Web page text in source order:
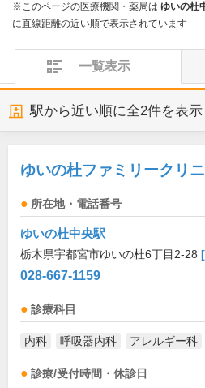
※このページの医療機関・薬局は ゆいの杜
に直線距離の近い順で表示されています
一覧表示
駅から近い順に全2件を表示
ゆいの杜ファミリークリ
所在地・電話番号
ゆいの杜中央駅
栃木県宇都宮市ゆいの杜6丁目2-28
028-667-1159
診療科目
内科 呼吸器内科 アレルギー科
診療/受付時間・休診日